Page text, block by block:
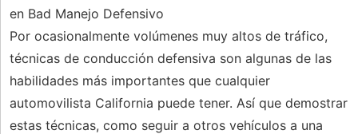
en Bad Manejo Defensivo
Por ocasionalmente volúmenes muy altos de tráfico,
técnicas de conducción defensiva son algunas de las
habilidades más importantes que cualquier
automovilista California puede tener. Así que demostrar
estas técnicas, como seguir a otros vehículos a una